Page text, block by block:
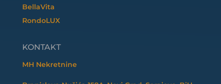
BellaVita
RondoLUX
KONTAKT
MH Nekretnine